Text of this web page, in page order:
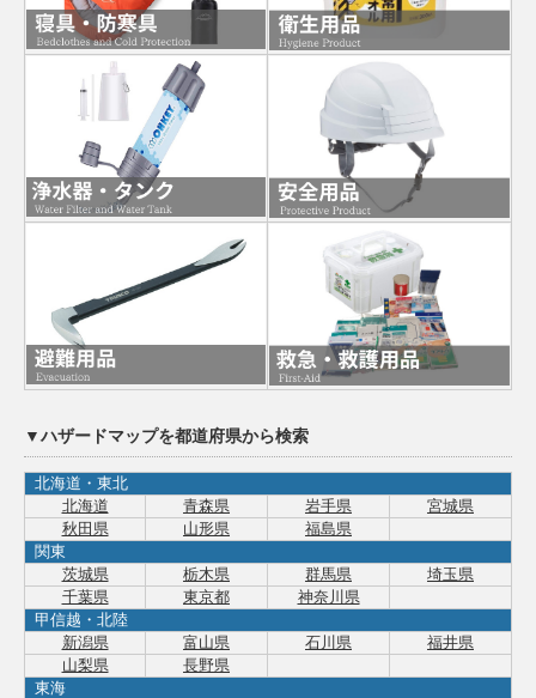
▼ハザードマップを都道府県から検索
北海道・東北
北海道
青森県 岩手県
宮城県
秋田県
山形県
福島県
関東
茨城県
栃木県 群馬県
埼玉県
千葉県
東京都
神奈川県
甲信越・北陸
新潟県
富山県 石川県
福井県
山梨県
長野県
東海